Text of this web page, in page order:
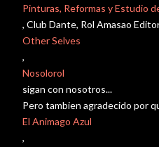
Pinturas, Reformas y Estudio
, Club Dante, Rol Amasao
Other Selves
,
Nosolorol
sigan con nosotros...
Pero tambien agradecido por
El Animago Azul
,